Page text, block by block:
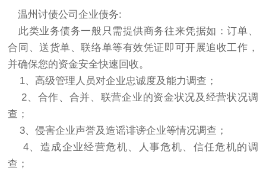
温州讨债公司企业债务:
此类业务债务一般只需提供商务往来凭据如：订单、
合同、送货单、联络单等有效凭证即可开展追收工作，
并确保您的资金安全快速回收。
1、高级管理人员对企业忠诚度及能力调查；
2、合作、合并、联营企业的资金状况及经营状况调
查；
3、侵害企业声誉及造谣诽谤企业等情况调查；
4、造成企业经营危机、人事危机、信任危机的调
查；